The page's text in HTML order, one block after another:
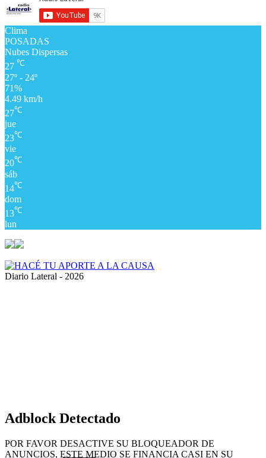
Clima
POSADAS
Nubes Dispersas
27 ℃
27º - 24º
71%
4.49 km/h
27℃
jue
23℃
vie
20℃
sáb
14℃
dom
13℃
lun
Diario Lateral - 2026
Adblock Detectado
POR FAVOR DESACTIVE SU BLOQUEADOR DE
ANUNCIOS, ESTE MEDIO SE FINANCIA CASI EN SU